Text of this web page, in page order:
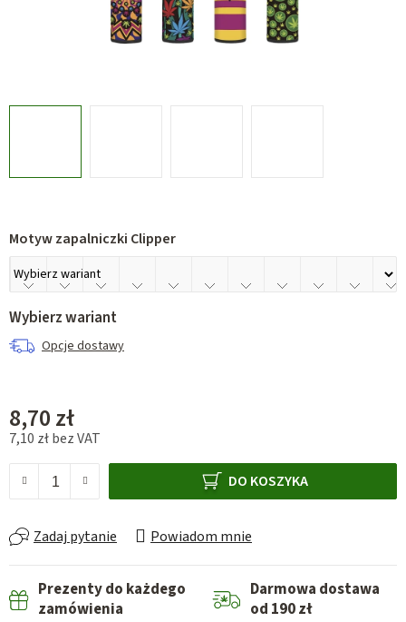
Motyw zapalniczki Clipper
Wybierz wariant
Opcje dostawy
8,70 zł
7,10 zł bez VAT
DO KOSZYKA
Zadaj pytanie Powiadom mnie
Prezenty do każdego
zamówienia
Darmowa dostawa
od 190 zł